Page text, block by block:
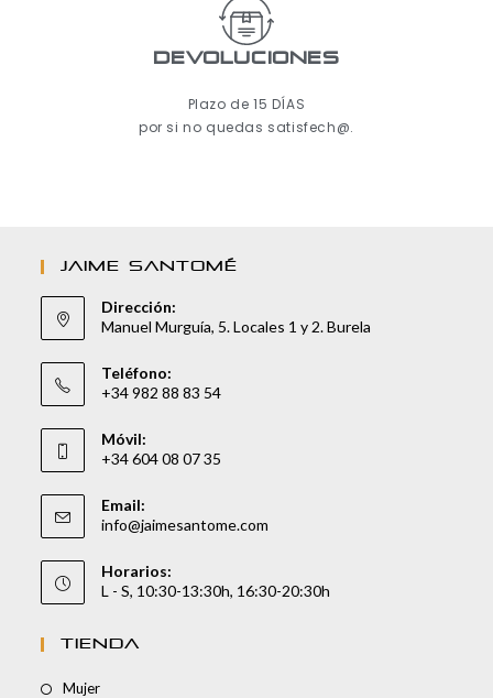
Devoluciones
Plazo de 15 DÍAS
por si no quedas satisfech@.
JAIME SANTOMÉ
Dirección:
Manuel Murguía, 5. Locales 1 y 2. Burela
Teléfono:
+34 982 88 83 54
Móvil:
+34 604 08 07 35
Email:
info@jaimesantome.com
Horarios:
L - S, 10:30-13:30h, 16:30-20:30h
TIENDA
Mujer